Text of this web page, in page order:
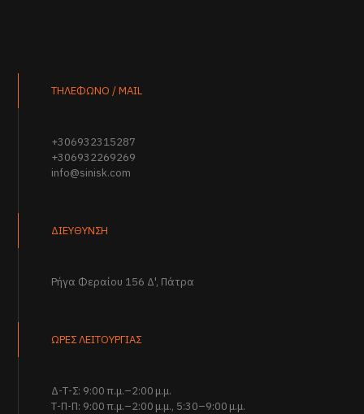
ΤΗΛΕΦΩΝΟ / MAIL
+306932315287
+306932269269
info@sinisk.com
ΔΙΕΥΘΥΝΣΗ
Ρήγα Φεραίου 156 Δ', Πάτρα
ΩΡΕΣ ΛΕΙΤΟΥΡΓΙΑΣ
Δ-Τ-Σ: 9:00 π.μ.–2:00 μ.μ.
Τ-Π-Π: 9:00 π.μ.–2:00 μ.μ., 5:30–9:00 μ.μ.